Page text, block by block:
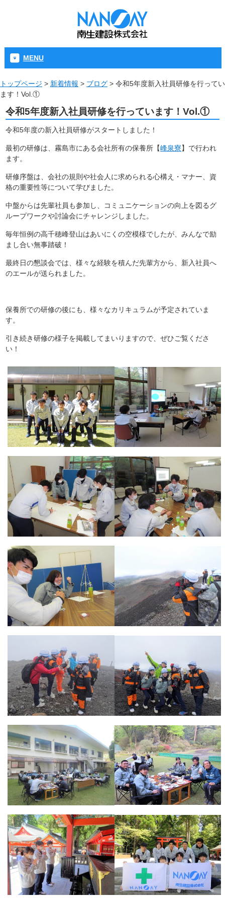
MENU
トップページ > 新着情報 > ブログ > 令和5年度新入社員研修を行ってい
ます！Vol.①
令和5年度新入社員研修を行っています！Vol.①
令和5年度の新入社員研修がスタートしました！
最初の研修は、霧島市にある会社所有の保養所【峰泉寮】で行われ
ます。
研修序盤は、会社の規則や社会人に求められる心構え・マナー、資
格の重要性等について学びました。
中盤からは先輩社員も参加し、コミュニケーションの向上を図るグ
ループワークや討論会にチャレンジしました。
毎年恒例の高千穂峰登山はあいにくの空模様でしたが、みんなで励
まし合い無事踏破！
最終日の懇談会では、様々な経験を積んだ先輩方から、新入社員へ
のエールが送られました。
保養所での研修の後にも、様々なカリキュラムが予定されていま
す。
引き続き研修の様子を掲載してまいりますので、ぜひご覧くださ
い！